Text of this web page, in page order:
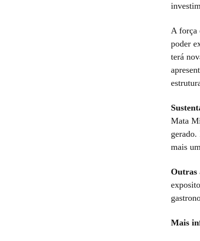
A força
poder
terá
Mata
mais
Outras
Mais